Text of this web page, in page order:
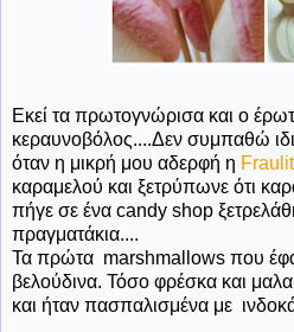
Εκεί τα πρωτογνώρισα και ο
κεραυνοβόλος....Δεν συμπαθώ
όταν η μικρή μου αδερφή η
καραμελού και ξετρύπωνε ότι
πήγε σε ένα candy shop
πραγματάκια....
Τα πρώτα marshmallows που
βελούδινα. Τόσο φρέσκα και
και ήταν πασπαλισμένα με